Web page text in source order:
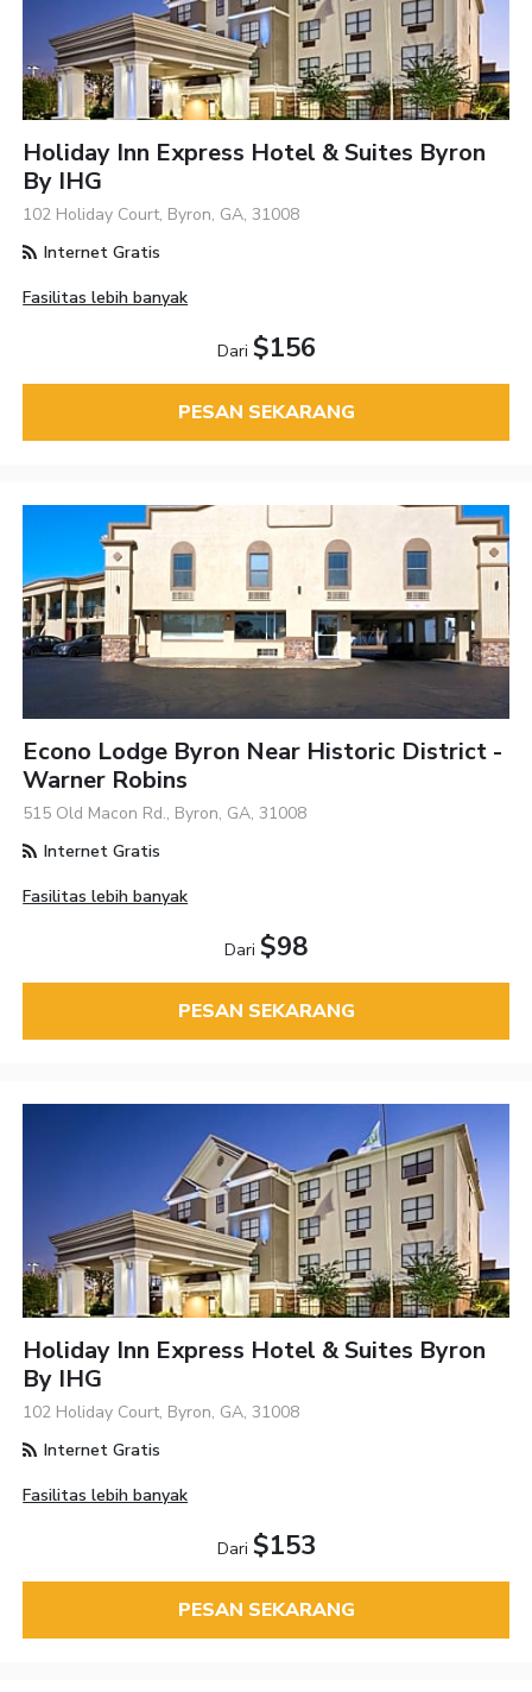
Holiday Inn Express Hotel & Suites Byron
By IHG
102 Holiday Court, Byron, GA, 31008
Internet Gratis
Fasilitas lebih banyak
Dari $156
PESAN SEKARANG
Econo Lodge Byron Near Historic District -
Warner Robins
515 Old Macon Rd., Byron, GA, 31008
Internet Gratis
Fasilitas lebih banyak
Dari $98
PESAN SEKARANG
Holiday Inn Express Hotel & Suites Byron
By IHG
102 Holiday Court, Byron, GA, 31008
Internet Gratis
Fasilitas lebih banyak
Dari $153
PESAN SEKARANG